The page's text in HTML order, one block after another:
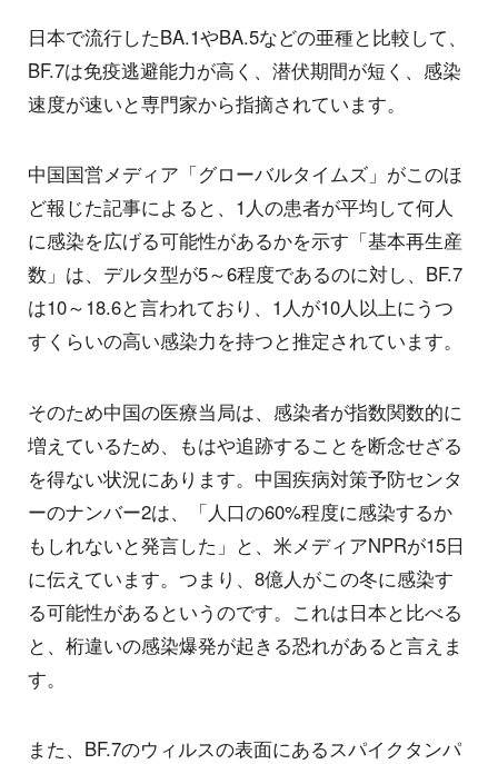
日本で流行したBA.1やBA.5などの亜種と比較して、
BF.7は免疫逃避能力が高く、潜伏期間が短く、感染
速度が速いと専門家から指摘されています。
中国国営メディア「グローバルタイムズ」がこのほ
ど報じた記事によると、1人の患者が平均して何人
に感染を広げる可能性があるかを示す「基本再生産
数」は、デルタ型が5～6程度であるのに対し、BF.7
は10～18.6と言われており、1人が10人以上にうつ
すくらいの高い感染力を持つと推定されています。
そのため中国の医療当局は、感染者が指数関数的に
増えているため、もはや追跡することを断念せざる
を得ない状況にあります。中国疾病対策予防センタ
ーのナンバー2は、「人口の60%程度に感染するか
もしれないと発言した」と、米メディアNPRが15日
に伝えています。つまり、8億人がこの冬に感染す
る可能性があるというのです。これは日本と比べる
と、桁違いの感染爆発が起きる恐れがあると言えま
す。
また、BF.7のウィルスの表面にあるスパイクタンパ